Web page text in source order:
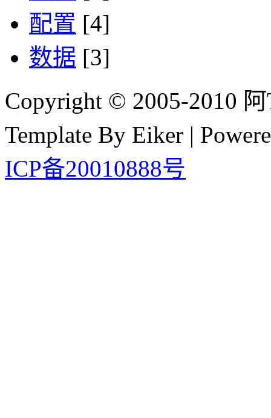
配置 [4]
数据 [3]
Copyright © 2005-2010
Template By Eiker |
ICP备20010888号